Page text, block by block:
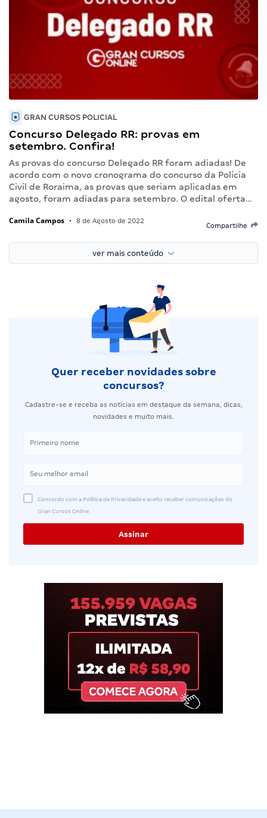
GRAN CURSOS POLICIAL
Concurso Delegado RR: provas em
setembro. Confira!
As provas do concurso Delegado RR foram adiadas! De
acordo com o novo cronograma do concurso da Polícia
Civil de Roraima, as provas que seriam aplicadas em
agosto, foram adiadas para setembro. O edital oferta…
Camila Campos • 8 de Agosto de 2022
Compartilhe
ver mais conteúdo
Quer receber novidades sobre
concursos?
Cadastre-se e receba as notícias em destaque da semana, dicas,
novidades e muito mais.
Concordo com a Política de Privacidade e aceito receber comunicações do
Gran Cursos Online.